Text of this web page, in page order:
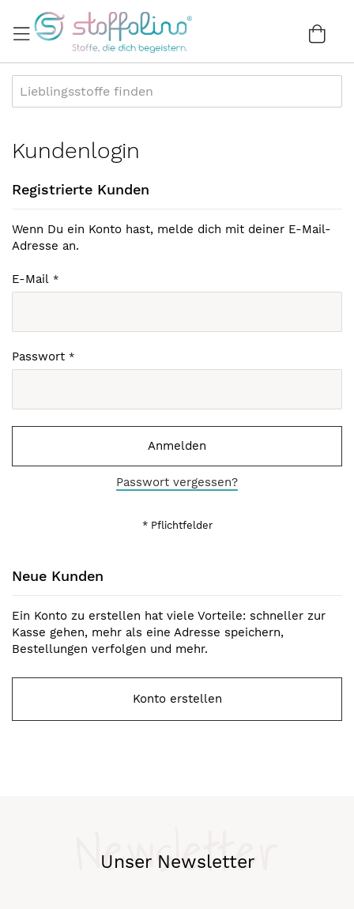
zum
Inhalt
Kundenlogin
Registrierte Kunden
Wenn Du ein Konto hast, melde dich mit deiner E-Mail-
Adresse an.
E-Mail
Passwort
Anmelden
Passwort vergessen?
Neue Kunden
Ein Konto zu erstellen hat viele Vorteile: schneller zur
Kasse gehen, mehr als eine Adresse speichern,
Bestellungen verfolgen und mehr.
Konto erstellen
Unser Newsletter
Newsletter